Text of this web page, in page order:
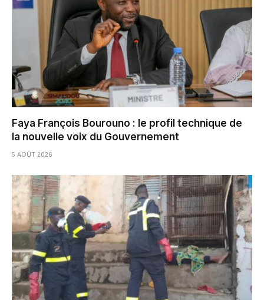
Faya François Bourouno : le profil technique de
la nouvelle voix du Gouvernement
5 AOÛT 2026